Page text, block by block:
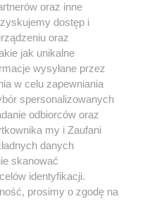
w jakikolwiek sposób
na jakimkolwiek polu
z umieszczaniem w
praw. Jakiekolwiek użycie
w części z naruszeniem
pod groźbą kary i
oraz inne
dostęp i
oraz
jak unikalne
wysyłane przez
w celu zapewniania
spersonalizowanych
odbiorców oraz
my i Zaufani
danych
skanować
identyfikacji.
prosimy o zgodę na